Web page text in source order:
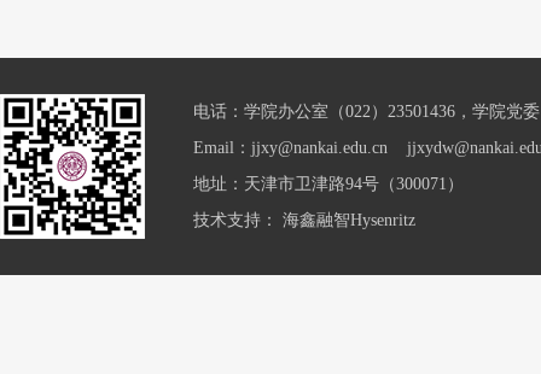
电话：学院办公室（022）23501436，学院党
Email：jjxy@nankai.edu.cn
地址：天津市卫津路94号（300071）
技术支持： 海鑫融智Hysenritz